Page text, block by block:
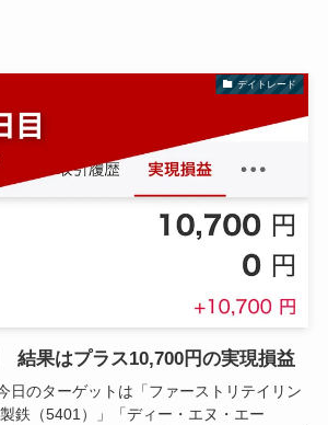
デイトレード
結果はプラス10,700円の実現損益
日のターゲットは「ファーストリテイリン
鉄（5401）」「ディー・エヌ・エー